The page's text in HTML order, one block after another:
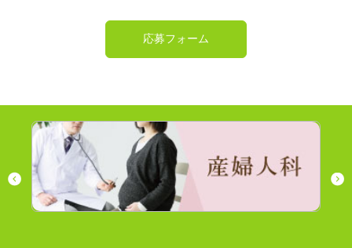
応募フォーム